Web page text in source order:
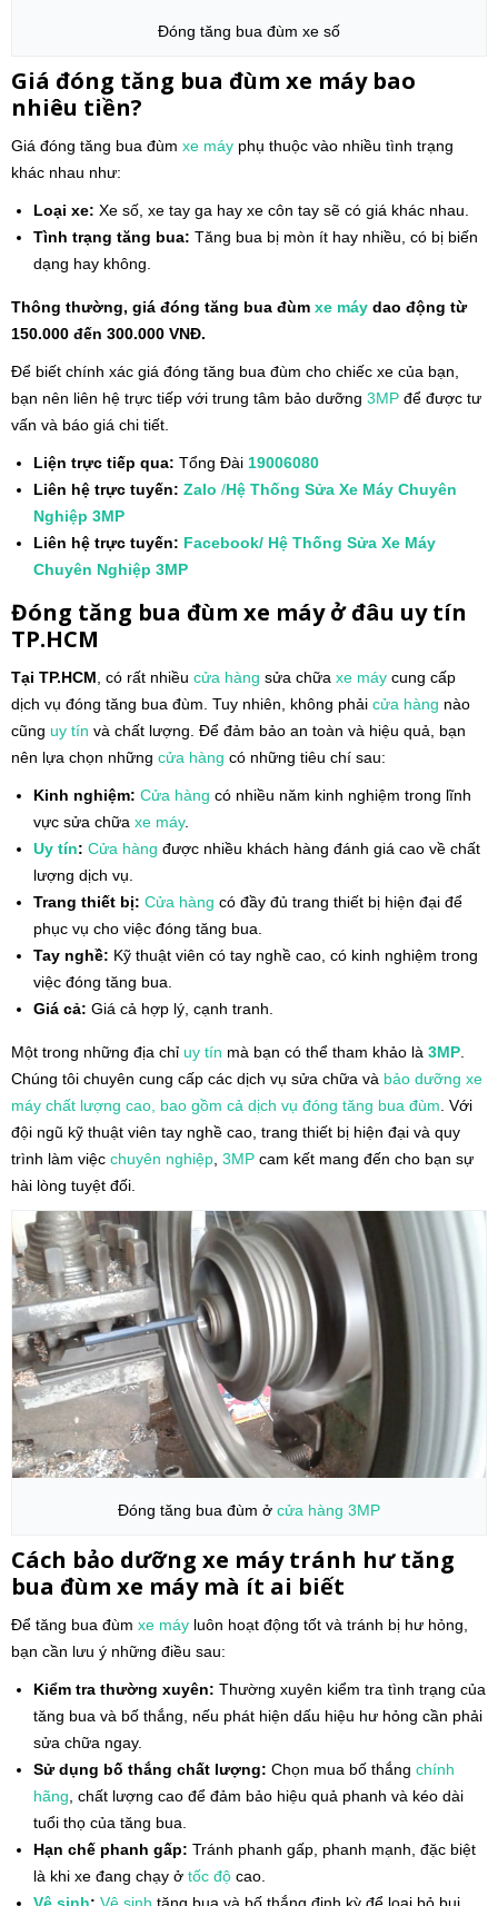
Đóng tăng bua đùm xe số
Giá đóng tăng bua đùm xe máy bao
nhiêu tiền?
Giá đóng tăng bua đùm xe máy phụ thuộc vào nhiều tình trạng
khác nhau như:
Loại xe: Xe số, xe tay ga hay xe côn tay sẽ có giá khác nhau.
Tình trạng tăng bua: Tăng bua bị mòn ít hay nhiều, có bị biến
dạng hay không.
Thông thường, giá đóng tăng bua đùm xe máy dao động từ
150.000 đến 300.000 VNĐ.
Để biết chính xác giá đóng tăng bua đùm cho chiếc xe của bạn,
bạn nên liên hệ trực tiếp với trung tâm bảo dưỡng 3MP để được tư
vấn và báo giá chi tiết.
Liện trực tiếp qua: Tổng Đài 19006080
Liên hệ trực tuyến: Zalo /Hệ Thống Sửa Xe Máy Chuyên
Nghiệp 3MP
Liên hệ trực tuyến: Facebook/ Hệ Thống Sửa Xe Máy
Chuyên Nghiệp 3MP
Đóng tăng bua đùm xe máy ở đâu uy tín
TP.HCM
Tại TP.HCM, có rất nhiều cửa hàng sửa chữa xe máy cung cấp
dịch vụ đóng tăng bua đùm. Tuy nhiên, không phải cửa hàng nào
cũng uy tín và chất lượng. Để đảm bảo an toàn và hiệu quả, bạn
nên lựa chọn những cửa hàng có những tiêu chí sau:
Kinh nghiệm: Cửa hàng có nhiều năm kinh nghiệm trong lĩnh
vực sửa chữa xe máy.
Uy tín: Cửa hàng được nhiều khách hàng đánh giá cao về chất
lượng dịch vụ.
Trang thiết bị: Cửa hàng có đầy đủ trang thiết bị hiện đại để
phục vụ cho việc đóng tăng bua.
Tay nghề: Kỹ thuật viên có tay nghề cao, có kinh nghiệm trong
việc đóng tăng bua.
Giá cả: Giá cả hợp lý, cạnh tranh.
Một trong những địa chỉ uy tín mà bạn có thể tham khảo là 3MP.
Chúng tôi chuyên cung cấp các dịch vụ sửa chữa và bảo dưỡng xe
máy chất lượng cao, bao gồm cả dịch vụ đóng tăng bua đùm. Với
đội ngũ kỹ thuật viên tay nghề cao, trang thiết bị hiện đại và quy
trình làm việc chuyên nghiệp, 3MP cam kết mang đến cho bạn sự
hài lòng tuyệt đối.
Đóng tăng bua đùm ở cửa hàng 3MP
Cách bảo dưỡng xe máy tránh hư tăng
bua đùm xe máy mà ít ai biết
Để tăng bua đùm xe máy luôn hoạt động tốt và tránh bị hư hỏng,
bạn cần lưu ý những điều sau:
Kiểm tra thường xuyên: Thường xuyên kiểm tra tình trạng của
tăng bua và bố thắng, nếu phát hiện dấu hiệu hư hỏng cần phải
sửa chữa ngay.
Sử dụng bố thắng chất lượng: Chọn mua bố thắng chính
hãng , chất lượng cao để đảm bảo hiệu quả phanh và kéo dài
tuổi thọ của tăng bua.
Hạn chế phanh gấp: Tránh phanh gấp, phanh mạnh, đặc biệt
là khi xe đang chạy ở tốc độ cao.